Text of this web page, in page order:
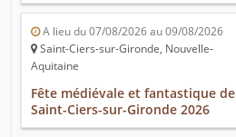
A lieu du 07/08/2026 au 09/08/2026
Saint-Ciers-sur-Gironde, Nouvelle-
Aquitaine
Fête médiévale et fantastique de
Saint-Ciers-sur-Gironde 2026